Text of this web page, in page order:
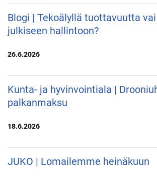
Blogi | Tekoälyllä tuottavuutta
julkiseen hallintoon?
26.6.2026
Kunta- ja hyvinvointiala |
palkanmaksu
18.6.2026
JUKO | Lomailemme heinäkuun